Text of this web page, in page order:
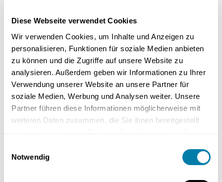
Diese Webseite verwendet Cookies
Wir verwenden Cookies, um Inhalte und Anzeigen zu
personalisieren, Funktionen für soziale Medien anbieten
zu können und die Zugriffe auf unsere Website zu
analysieren. Außerdem geben wir Informationen zu Ihrer
Verwendung unserer Website an unsere Partner für
soziale Medien, Werbung und Analysen weiter. Unsere
Partner führen diese Informationen möglicherweise mit
weiteren Daten zusammen, die Sie ihnen bereitgestellt
Notwendig
Förderungen machen die Umstellung auf Wärmepumpen finanziell
– Heizungsaustausch-Bonus
Für den Austausch einer alten Gasetagenheizung kann ein Klima-
Geschwindigkeits-Bonus von 20 Prozent gewährt werden, wenn die
alte Heizung funktionsfähig ist. Seit 2024 gibt es spezielle staatliche